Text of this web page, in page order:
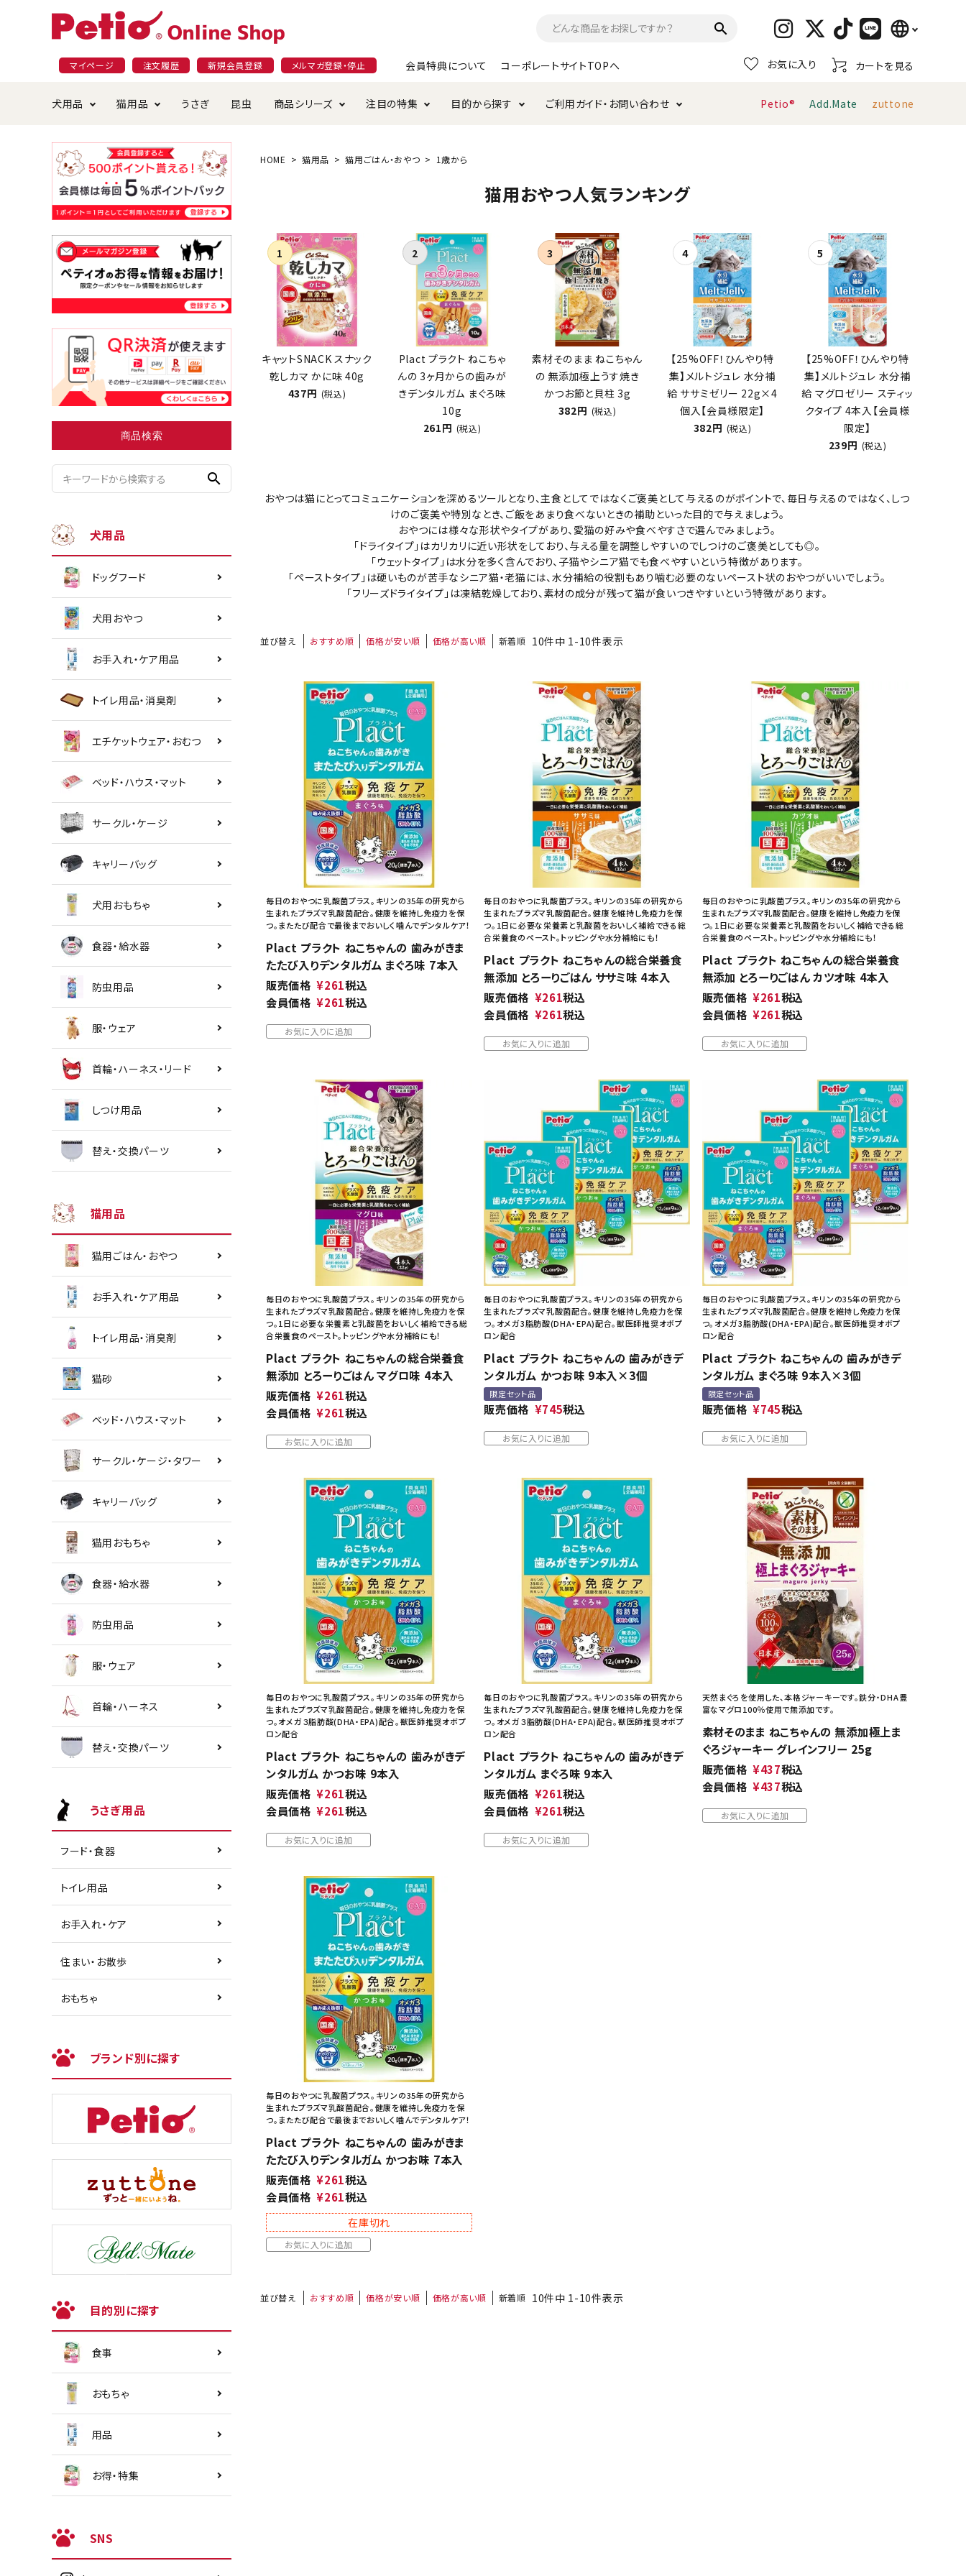
search language
日本語
English
マイページ 注文履歴 新規会員登録 メルマガ登録・停止 会員特典について コーポレートサイトTOPへ お気に入り カートを見る
犬用品
ドッグフード おやつ
ペットシーツ サークル・ケージ
おもちゃ 食器・給水器 防虫用品 服・ウェア
首輪・ハーネス・リード しつけ用品 替え・交換パーツ
猫用品
ごはん・おやつ お手入れ・ケア用品
ベッド・ハウス・マット キャリーバッグ
食器・給水器 防虫用品 服・ウェア 首輪・ハーネス
替え・交換パーツ
うさぎ 昆虫 商品シリーズ
プラクト 素材そのまま
注目の特集
夜のお散歩特集 無添加特集
目的から探す
国産フード&おやつ特集
じゃらして遊ぶ 引っ張って遊ぶ 投げて遊ぶ デンタルおもちゃ
またたび・元気草
小型犬にオススメ ダイエット中にオススメ まとめ買いでオトク！！ ネコポス対象商品一覧
ご利用ガイド・お問い合わせ
ショッピングガイド 会員特典について
返品・交換について
Petio® Add.Mate zuttone
商品検索
search
犬用品
ドッグフード
犬用おやつ
お手入れ・ケア用品
トイレ用品・消臭剤
エチケットウェア・おむつ
ベッド・ハウス・マット
サークル・ケージ
キャリーバッグ
犬用おもちゃ
食器・給水器
防虫用品
服・ウェア
首輪・ハーネス・リード
しつけ用品
替え・交換パーツ
猫用品
猫用ごはん・おやつ
お手入れ・ケア用品
トイレ用品・消臭剤
猫砂
ベッド・ハウス・マット
サークル・ケージ・タワー
キャリーバッグ
猫用おもちゃ
食器・給水器
防虫用品
服・ウェア
首輪・ハーネス
替え・交換パーツ
うさぎ用品
フード・食器
トイレ用品
お手入れ・ケア
住まい・お散歩
おもちゃ
ブランド別に探す
目的別に探す
食事
おもちゃ
用品
お得・特集
SNS
HOME 猫用品 猫用ごはん・おやつ 1歳から
猫用おやつ人気ランキング
キャットSNACK スナック
乾しカマ かに味 40g
437円 (税込)
Plact プラクト ねこちゃ
んの 3ヶ月からの歯みが
きデンタルガム まぐろ味
10g
261円 (税込)
素材そのまま ねこちゃん
の 無添加極上うす焼き
かつお節と貝柱 3g
382円 (税込)
【25%OFF！ひんやり特
集】メルトジュレ 水分補
給 ササミゼリー 22g×4
個入【会員様限定】
382円 (税込)
【25%OFF！ひんやり特
集】メルトジュレ 水分補
給 マグロゼリー スティッ
クタイプ 4本入【会員様
限定】
239円 (税込)
おやつは猫にとってコミュニケーションを深めるツールとなり、主食としてではなくご褒美として与えるのがポイントで、毎日与えるのではなく、しつ
けのご褒美や特別なとき、ご飯をあまり食べないときの補助といった目的で与えましょう。
おやつには様々な形状やタイプがあり、愛猫の好みや食べやすさで選んでみましょう。
「ドライタイプ」はカリカリに近い形状をしており、与える量を調整しやすいのでしつけのご褒美としても◎。
「ウェットタイプ」は水分を多く含んでおり、子猫やシニア猫でも食べやすいという特徴があります。
「ペーストタイプ」は硬いものが苦手なシニア猫・老猫には、水分補給の役割もあり噛む必要のないペースト状のおやつがいいでしょう。
「フリーズドライタイプ」は凍結乾燥しており、素材の成分が残って猫が食いつきやすいという特徴があります。
並び替え おすすめ順 価格が安い順 価格が高い順 新着順 10件中 1-10件表示
毎日のおやつに乳酸菌プラス。キリンの35年の研究から
生まれたプラズマ乳酸菌配合。健康を維持し免疫力を保
つ。またたび配合で最後までおいしく噛んでデンタルケア！
Plact プラクト ねこちゃんの 歯みがきま
たたび入りデンタルガム まぐろ味 7本入
販売価格 ¥261税込
会員価格 ¥261税込
お気に入りに追加
毎日のおやつに乳酸菌プラス。キリンの35年の研究から
生まれたプラズマ乳酸菌配合。健康を維持し免疫力を保
つ。1日に必要な栄養素と乳酸菌をおいしく補給できる総
合栄養食のペースト。トッピングや水分補給にも！
Plact プラクト ねこちゃんの総合栄養食
無添加 とろーりごはん ササミ味 4本入
販売価格 ¥261税込
会員価格 ¥261税込
お気に入りに追加
毎日のおやつに乳酸菌プラス。キリンの35年の研究から
生まれたプラズマ乳酸菌配合。健康を維持し免疫力を保
つ。1日に必要な栄養素と乳酸菌をおいしく補給できる総
合栄養食のペースト。トッピングや水分補給にも！
Plact プラクト ねこちゃんの総合栄養食
無添加 とろーりごはん カツオ味 4本入
販売価格 ¥261税込
会員価格 ¥261税込
お気に入りに追加
毎日のおやつに乳酸菌プラス。キリンの35年の研究から
生まれたプラズマ乳酸菌配合。健康を維持し免疫力を保
つ。1日に必要な栄養素と乳酸菌をおいしく補給できる総
合栄養食のペースト。トッピングや水分補給にも！
Plact プラクト ねこちゃんの総合栄養食
無添加 とろーりごはん マグロ味 4本入
販売価格 ¥261税込
会員価格 ¥261税込
お気に入りに追加
毎日のおやつに乳酸菌プラス。キリンの35年の研究から
生まれたプラズマ乳酸菌配合。健康を維持し免疫力を保
つ。オメガ3脂肪酸(DHA・EPA)配合。獣医師推奨オボプ
ロン配合
Plact プラクト ねこちゃんの 歯みがきデ
ンタルガム かつお味 9本入×3個
限定セット品
販売価格 ¥745税込
お気に入りに追加
毎日のおやつに乳酸菌プラス。キリンの35年の研究から
生まれたプラズマ乳酸菌配合。健康を維持し免疫力を保
つ。オメガ3脂肪酸(DHA・EPA)配合。獣医師推奨オボプ
ロン配合
Plact プラクト ねこちゃんの 歯みがきデ
ンタルガム まぐろ味 9本入×3個
限定セット品
販売価格 ¥745税込
お気に入りに追加
毎日のおやつに乳酸菌プラス。キリンの35年の研究から
生まれたプラズマ乳酸菌配合。健康を維持し免疫力を保
つ。オメガ３脂肪酸(DHA・EPA)配合。獣医師推奨オボプ
ロン配合
Plact プラクト ねこちゃんの 歯みがきデ
ンタルガム かつお味 9本入
販売価格 ¥261税込
会員価格 ¥261税込
お気に入りに追加
毎日のおやつに乳酸菌プラス。キリンの35年の研究から
生まれたプラズマ乳酸菌配合。健康を維持し免疫力を保
つ。オメガ３脂肪酸(DHA・EPA)配合。獣医師推奨オボプ
ロン配合
Plact プラクト ねこちゃんの 歯みがきデ
ンタルガム まぐろ味 9本入
販売価格 ¥261税込
会員価格 ¥261税込
お気に入りに追加
天然まぐろを使用した、本格ジャーキーです。鉄分・DHA豊
富なマグロ100％使用で無添加です。
素材そのまま ねこちゃんの 無添加極上ま
ぐろジャーキー グレインフリー 25g
販売価格 ¥437税込
会員価格 ¥437税込
お気に入りに追加
毎日のおやつに乳酸菌プラス。キリンの35年の研究から
生まれたプラズマ乳酸菌配合。健康を維持し免疫力を保
つ。またたび配合で最後までおいしく噛んでデンタルケア！
Plact プラクト ねこちゃんの 歯みがきま
たたび入りデンタルガム かつお味 7本入
販売価格 ¥261税込
会員価格 ¥261税込
在庫切れ
お気に入りに追加
並び替え おすすめ順 価格が安い順 価格が高い順 新着順 10件中 1-10件表示